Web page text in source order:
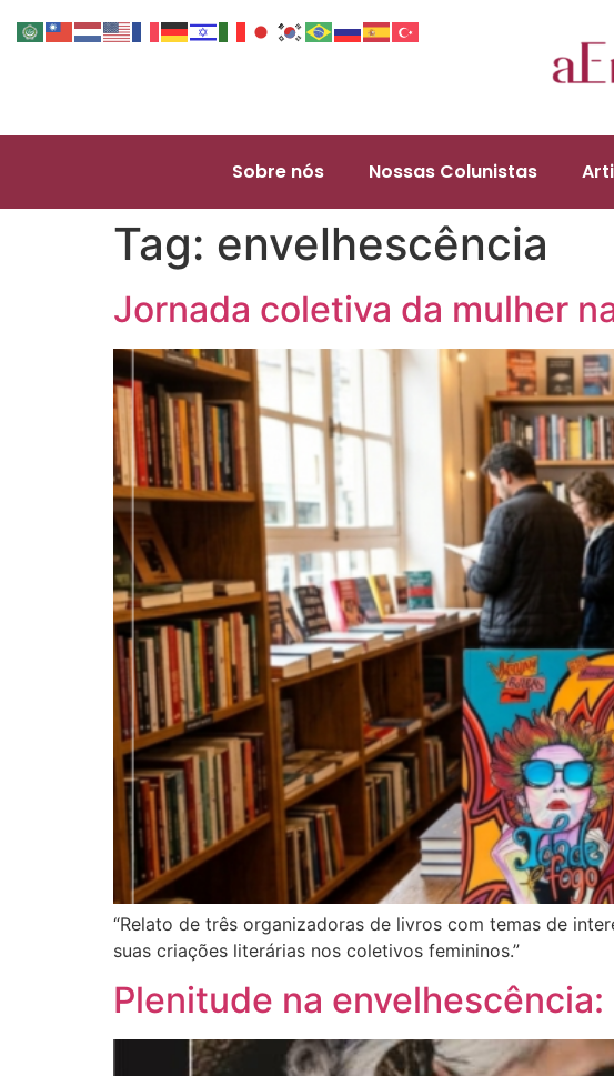
Sobre nós Nossas Colunistas
Tag: envelhescência
Jornada coletiva da mulher
“Relato de três organizadoras de livros com temas de
suas criações literárias nos coletivos femininos.”
Plenitude na